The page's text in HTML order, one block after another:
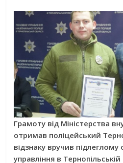
Грамоту від Міністерства
отримав поліцейський
відзнаку вручив підлеглому
управління в